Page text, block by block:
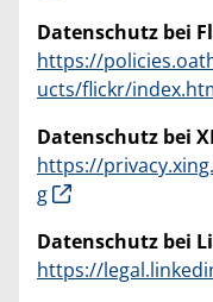
Datenschutz bei
https://
ucts/flickr/
Datenschutz bei
https://
g
Datenschutz bei
https://